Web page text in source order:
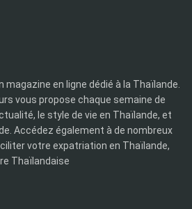
magazine en ligne dédié à la Thaïlande.
vous propose chaque semaine de
le style de vie en Thaïlande, et
Accédez également à de nombreux
votre expatriation en Thaïlande,
Thaïlandaise